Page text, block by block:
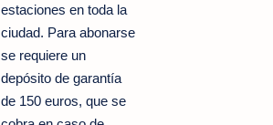
estaciones en toda la
ciudad. Para abonarse
se requiere un
depósito de garantía
de 150 euros, que se